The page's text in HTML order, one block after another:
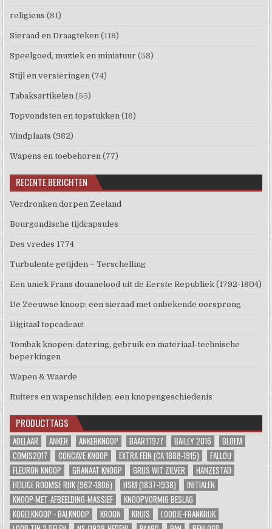
religieus (81)
Sieraad en Draagteken (118)
Speelgoed, muziek en miniatuur (58)
Stijl en versieringen (74)
Tabaksartikelen (55)
Topvondsten en topstukken (16)
Vindplaats (982)
Wapens en toebehoren (77)
RECENTE BERICHTEN
Verdronken dorpen Zeeland
Bourgondische tijdcapsules
Des vredes 1774
Turbulente getijden – Terschelling
Een uniek Frans douanelood uit de Eerste Republiek (1792-1804)
De Zeeuwse knoop: een sieraad met onbekende oorsprong
Digitaal topcadeau!
Tombak knopen: datering, gebruik en materiaal-technische
beperkingen
Wapen & Waarde
Ruiters en wapenschilden, een knopengeschiedenis
PRODUCTTAGS
ADELAAR ANKER ANKERKNOOP BAART1977 BAILEY 2016
BLOEM
COMIS2017
CONCAVE KNOOP EXTRA FEIN (CA 1888-1915)
FALLOU
FLEURON KNOOP
GRANAAT KNOOP GRIJS WIT ZILVER
HANZESTAD
HEILIGE ROOMSE RIJK (962-1806)
HSM (1837-1938)
INITIALEN
KNOOP-MET-AFBEELDING-MASSIEF
KNOOPVORMIG BESLAG
KOGELKNOOP - BALKNOOP
KROON KRUIS
LOODJE-FRANKRIJK